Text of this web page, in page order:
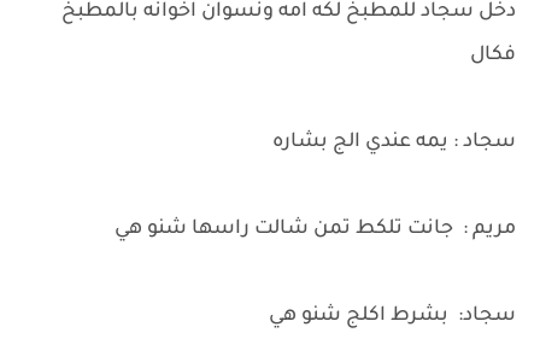
دخل سجاد للمطبخ لكه امه ونسوان اخوانه بالمطبخ
فكال
سجاد : يمه عندي الج بشاره
مريم : جانت تلكط تمن شالت راسها شنو هي
سجاد: بشرط اكلج شنو هي